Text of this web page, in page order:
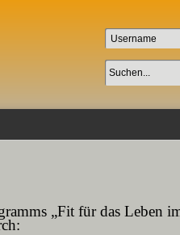
„Fit für das Leben